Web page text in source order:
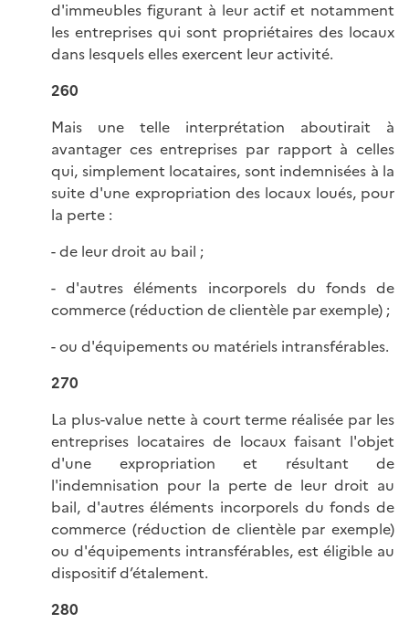
d'immeubles figurant à leur actif et notamment
les entreprises qui sont propriétaires des locaux
dans lesquels elles exercent leur activité.
260
Mais une telle interprétation aboutirait à
avantager ces entreprises par rapport à celles
qui, simplement locataires, sont indemnisées à la
suite d'une expropriation des locaux loués, pour
la perte :
- de leur droit au bail ;
- d'autres éléments incorporels du fonds de
commerce (réduction de clientèle par exemple) ;
- ou d'équipements ou matériels intransférables.
270
La plus-value nette à court terme réalisée par les
entreprises locataires de locaux faisant l'objet
d'une expropriation et résultant de
l'indemnisation pour la perte de leur droit au
bail, d'autres éléments incorporels du fonds de
commerce (réduction de clientèle par exemple)
ou d'équipements intransférables, est éligible au
dispositif d’étalement.
280